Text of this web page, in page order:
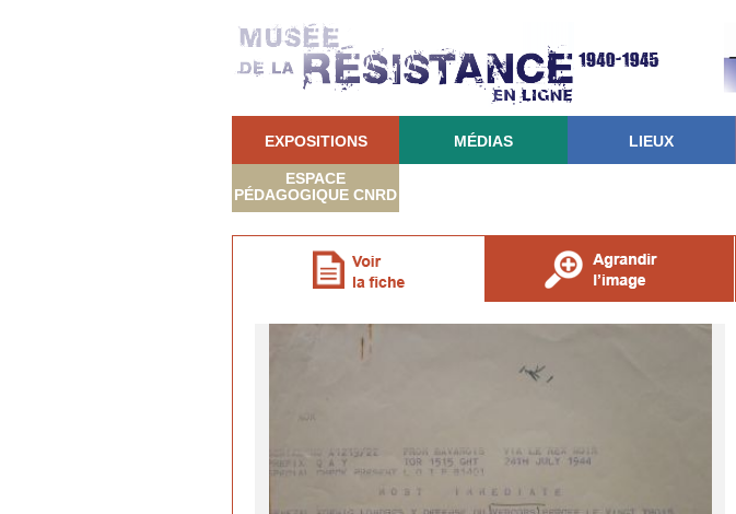
EXPOSITIONS MÉDIAS LIEUX
ESPACE
PÉDAGOGIQUE CNRD